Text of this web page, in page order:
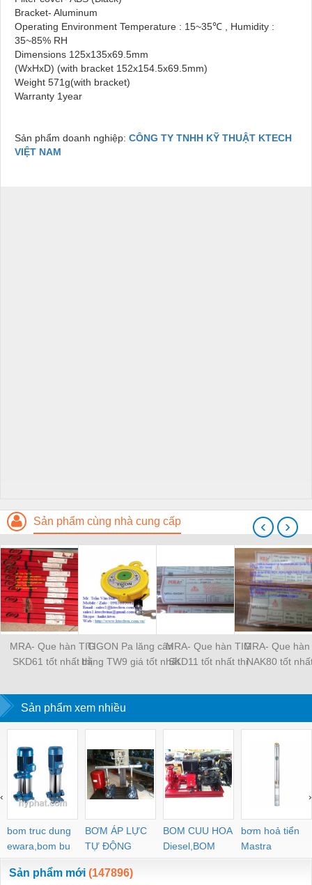
Bracket- Aluminum
Operating Environment Temperature : 15~35℃ , Humidity :
35~85% RH
Dimensions 125x135x69.5mm
(WxHxD) (with bracket 152x154.5x69.5mm)
Weight 571g(with bracket)
Warranty 1year
Sản phẩm doanh nghiệp: CÔNG TY TNHH KỸ THUẬT KTECH
VIỆT NAM
Sản phẩm cùng nhà cung cấp
MRA- Que hàn TIG
SKD61 tốt nhất thị
TIGON Pa lăng cân
bằng TW9 giá tốt nhất
MRA- Que hàn TIG
SKD11 tốt nhất thị
MRA- Que hàn
NAK80 tốt
‹ ›
Sản phẩm xem nhiều
bom truc dung
ewara,bom bu
ewara
BƠM ÁP LỰC
TỰ ĐỘNG
BOM CUU HOA
Diesel,BOM
CHUA CHAY
bơm hoả tiển
Mastra
‹ ›
Sản phẩm mới (147896)